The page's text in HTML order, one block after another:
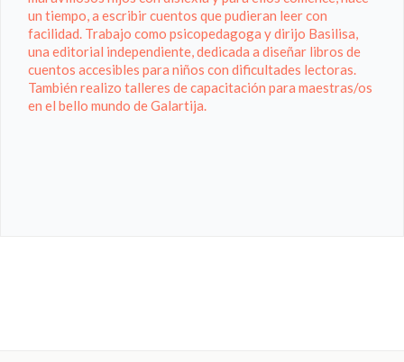
un tiempo, a escribir cuentos que pudieran leer con
facilidad. Trabajo como psicopedagoga y dirijo Basilisa,
una editorial independiente, dedicada a diseñar libros de
cuentos accesibles para niños con dificultades lectoras.
También realizo talleres de capacitación para maestras/os
en el bello mundo de Galartija.